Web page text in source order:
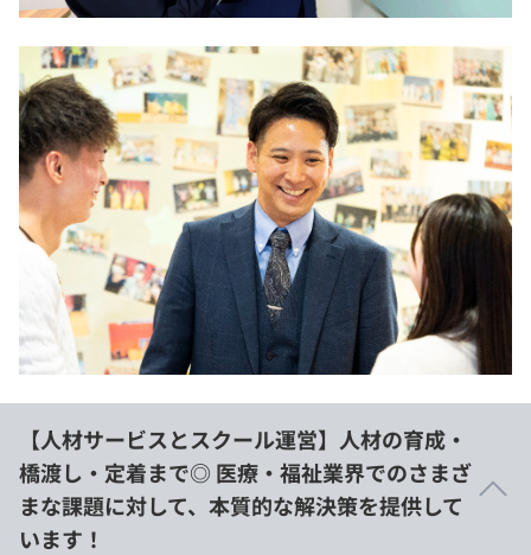
【人材サービスとスクール運営】人材の育成・
橋渡し・定着まで◎ 医療・福祉業界でのさまざ
まな課題に対して、本質的な解決策を提供して
います！